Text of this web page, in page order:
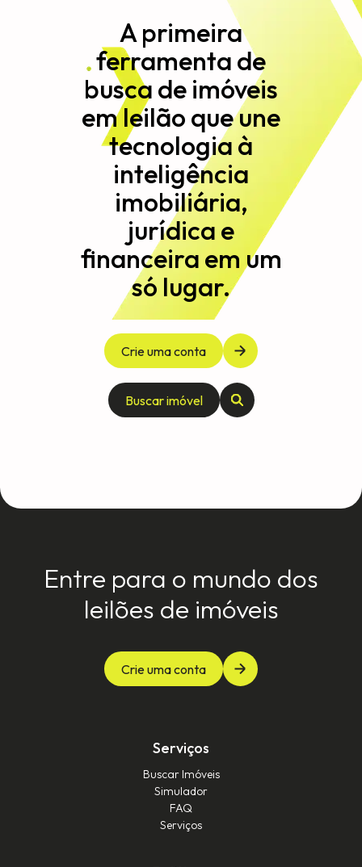
A primeira
ferramenta de
busca de imóveis
em leilão que une
tecnologia à
inteligência
imobiliária,
jurídica e
financeira em um
só lugar.
Crie uma conta
Buscar imóvel
Entre para o mundo dos
leilões de imóveis
Crie uma conta
Serviços
Buscar Imóveis
Simulador
FAQ
Serviços